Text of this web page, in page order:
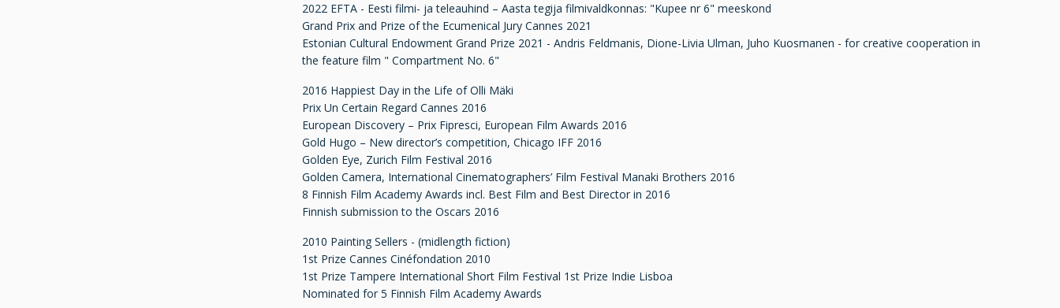
2022 EFTA - Eesti filmi- ja teleauhind – Aasta tegija filmivaldkonnas: "Kupee nr 6" meeskond
Grand Prix and Prize of the Ecumenical Jury Cannes 2021
Estonian Cultural Endowment Grand Prize 2021 - Andris Feldmanis, Dione-Livia Ulman, Juho Kuosmanen - for creative cooperation in
the feature film " Compartment No. 6"
2016 Happiest Day in the Life of Olli Mäki
Prix Un Certain Regard Cannes 2016
European Discovery – Prix Fipresci, European Film Awards 2016
Gold Hugo – New director’s competition, Chicago IFF 2016
Golden Eye, Zurich Film Festival 2016
Golden Camera, International Cinematographers’ Film Festival Manaki Brothers 2016
8 Finnish Film Academy Awards incl. Best Film and Best Director in 2016
Finnish submission to the Oscars 2016
2010 Painting Sellers - (midlength fiction)
1st Prize Cannes Cinéfondation 2010
1st Prize Tampere International Short Film Festival 1st Prize Indie Lisboa
Nominated for 5 Finnish Film Academy Awards